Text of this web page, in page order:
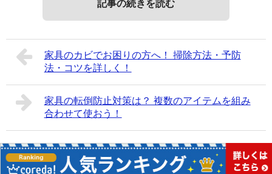
記事の続きを読む
家具のカビでお困りの方へ！ 掃除方法・予防
法・コツを詳しく！
家具の転倒防止対策は？ 複数のアイテムを組み
合わせて使おう！
Copyright© 家具・家電ナビAll Rights Reserved.